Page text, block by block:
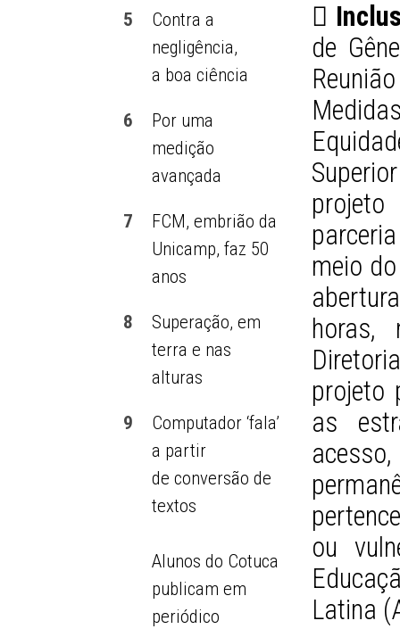
5
Contra a
negligência,
a boa ciência
6
Por uma
medição
avançada
7
FCM, embrião da
Unicamp, faz 50
anos
8
Superação, em
terra e nas
alturas
9
Computador ‘fala’
a partir
de conversão de
textos
Alunos do Cotuca
publicam em
periódico

de
projeto
meio
projeto
as
ou
Latina